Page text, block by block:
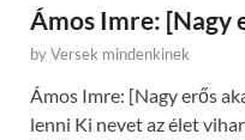
Ámos Imre: [Nagy
byVersek mindenkinek
Ámos Imre: [Nagy erős
lenni Ki nevet az élet